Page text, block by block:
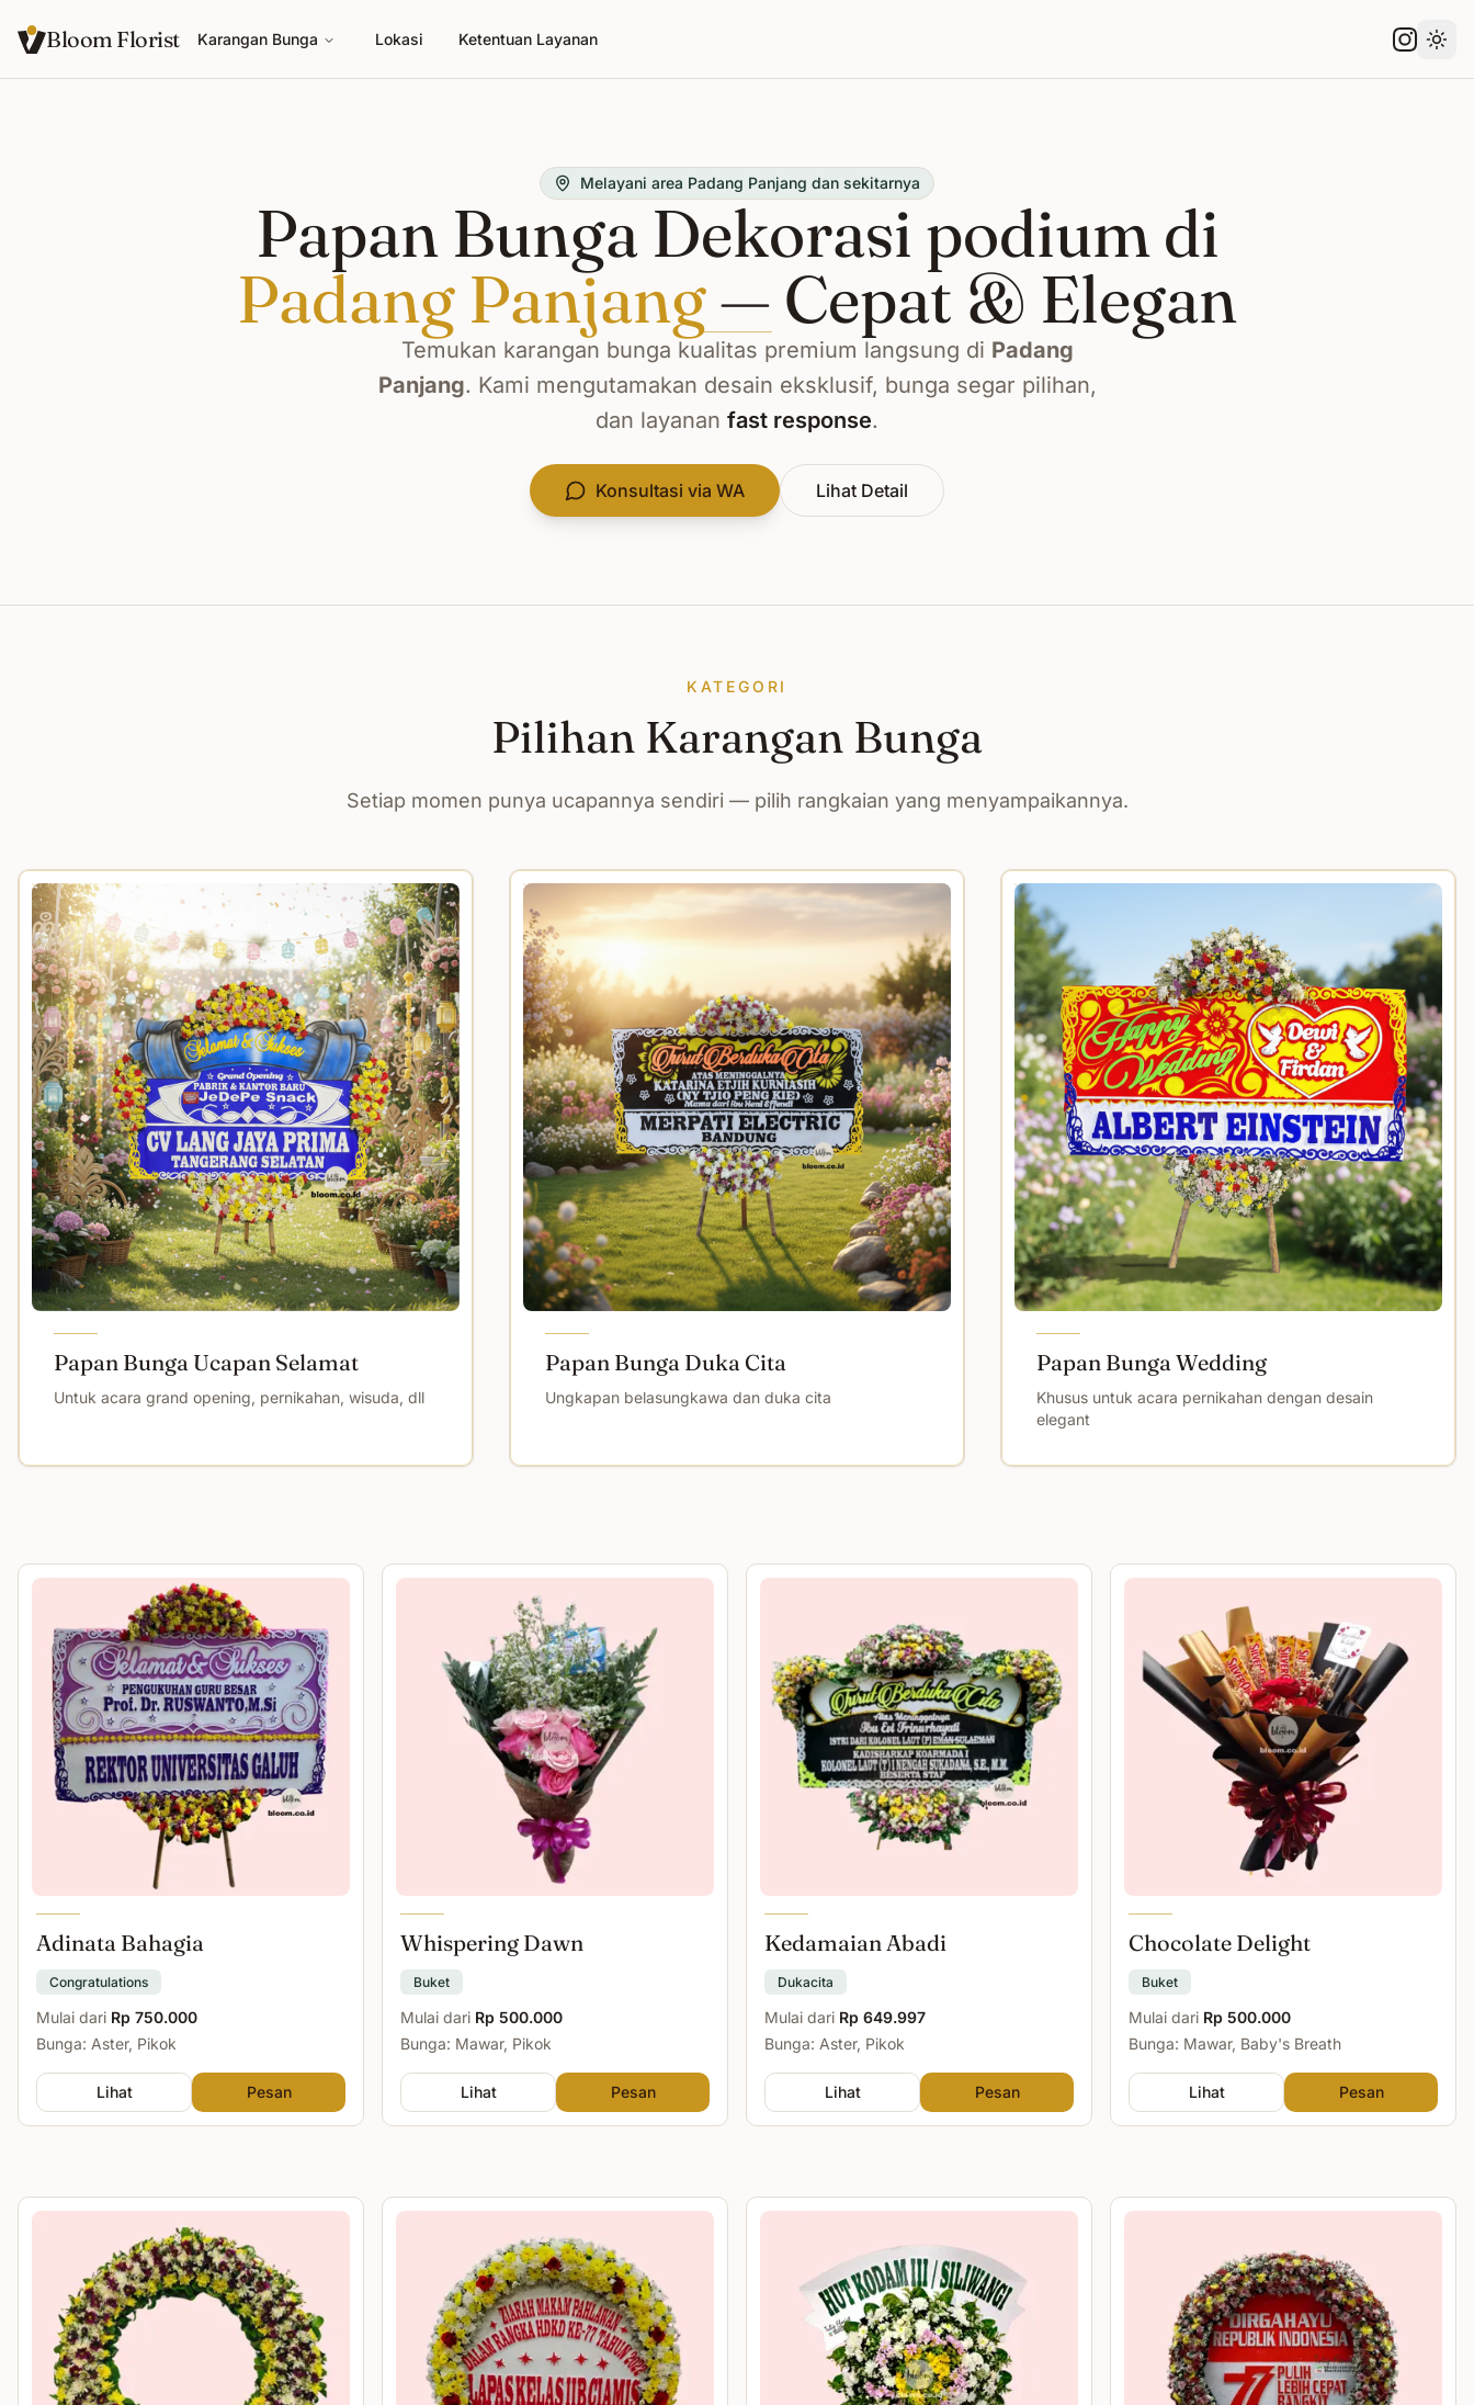
Bloom Florist Karangan Bunga Lokasi Ketentuan Layanan
Melayani area Padang Panjang dan sekitarnya
Papan Bunga Dekorasi podium di
Padang Panjang— Cepat & Elegan
Temukan karangan bunga kualitas premium langsung di Padang
Panjang. Kami mengutamakan desain eksklusif, bunga segar pilihan,
dan layanan fast response.
Konsultasi via WA Lihat Detail
KATEGORI
Pilihan Karangan Bunga
Setiap momen punya ucapannya sendiri — pilih rangkaian yang menyampaikannya.
Papan Bunga Ucapan Selamat
Untuk acara grand opening, pernikahan, wisuda, dll
Papan Bunga Duka Cita
Ungkapan belasungkawa dan duka cita
Papan Bunga Wedding
Khusus untuk acara pernikahan dengan desain
elegant
Adinata Bahagia
Congratulations
Mulai dari Rp 750.000
Bunga: Aster, Pikok
Lihat Pesan
Whispering Dawn
Buket
Mulai dari Rp 500.000
Bunga: Mawar, Pikok
Lihat Pesan
Kedamaian Abadi
Dukacita
Mulai dari Rp 649.997
Bunga: Aster, Pikok
Lihat Pesan
Chocolate Delight
Buket
Mulai dari Rp 500.000
Bunga: Mawar, Baby's Breath
Lihat Pesan